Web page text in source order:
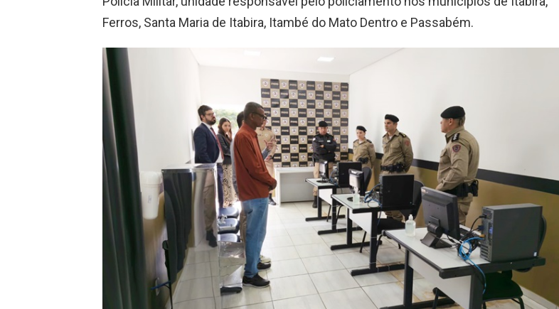
Ferros, Santa Maria de Itabira, Itambé do Mato Dentro e Passabém.